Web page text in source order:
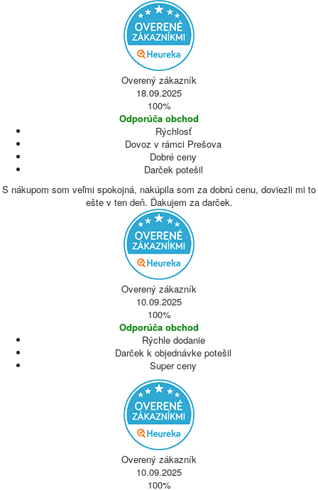
Overený zákazník
18.09.2025
100%
Odporúča obchod
Rýchlosť
Dovoz v rámci Prešova
Dobré ceny
Darček potešil
S nákupom som veľmi spokojná, nakúpila som za dobrú cenu, doviezli mi to
ešte v ten deň. Ďakujem za darček.
Overený zákazník
10.09.2025
100%
Odporúča obchod
Rýchle dodanie
Darček k objednávke potešil
Super ceny
Overený zákazník
10.09.2025
100%